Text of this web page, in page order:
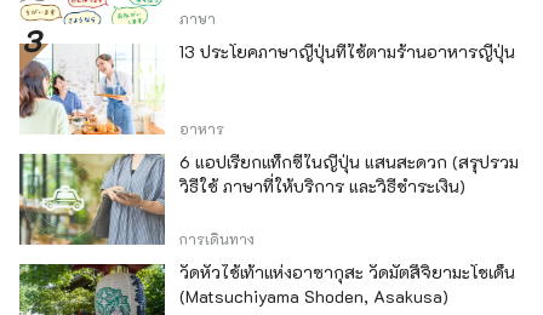
ภาษา
13 ประโยคภาษาญี่ปุ่นที่ใช้ตามร้านอาหารญี่ปุ่น
อาหาร
6 แอปเรียกแท็กซี่ในญี่ปุ่น แสนสะดวก (สรุปรวม
วิธีใช้ ภาษาที่ให้บริการ และวิธีชำระเงิน)
การเดินทาง
วัดหัวไช้เท้าแห่งอาซากุสะ วัดมัตสึจิยามะโชเด็น
(Matsuchiyama Shoden, Asakusa)